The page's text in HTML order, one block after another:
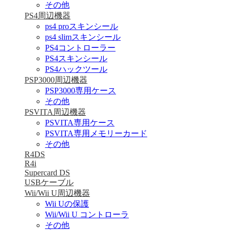
その他
PS4周辺機器
ps4 proスキンシール
ps4 slimスキンシール
PS4コントローラー
PS4スキンシール
PS4ハックツール
PSP3000周辺機器
PSP3000専用ケース
その他
PSVITA周辺機器
PSVITA専用ケース
PSVITA専用メモリーカード
その他
R4DS
R4i
Supercard DS
USBケーブル
Wii/Wii U周辺機器
Wii Uの保護
Wii/Wii U コントローラ
その他